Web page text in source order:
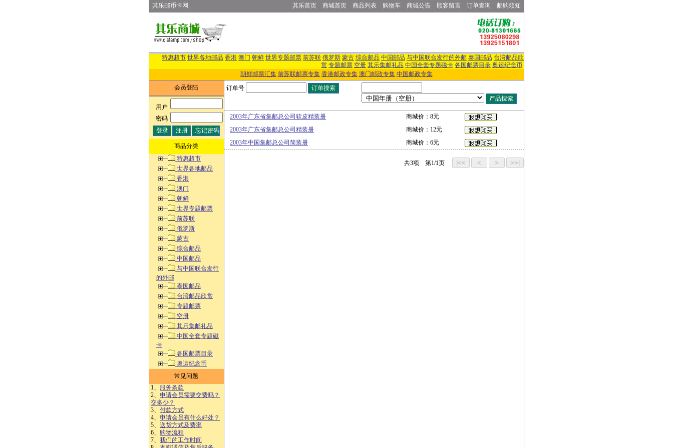
其乐邮币卡网 其乐首页 商城首页 商品列表 购物车 商城公告 顾客留言 订单查询 邮购须知
特惠超市 世界各地邮品 香港 澳门 朝鲜 世界专题邮票 前苏联 俄罗斯 蒙古 综合邮品 中国邮品 与中国联合发行的外邮 泰国邮品 台湾邮品欣
赏 专题邮票 空册 其乐集邮礼品 中国全套专题磁卡 各国邮票目录 奥运纪念币
朝鲜邮票汇集 前苏联邮票专集 香港邮政专集 澳门邮政专集 中国邮政专集
会员登陆
用户:
密码:
商品分类
特惠超市
世界各地邮品
香港
澳门
朝鲜
世界专题邮票
前苏联
俄罗斯
蒙古
综合邮品
中国邮品
与中国联合发行
的外邮
泰国邮品
台湾邮品欣赏
专题邮票
空册
其乐集邮礼品
中国全套专题磁
卡
各国邮票目录
奥运纪念币
常见问题
1、 服务条款
2、 申请会员需要交费吗？
交多少？
3、 付款方式
4、 申请会员有什么好处？
5、 送货方式及费率
6、 购物流程
7、 我们的工作时间
订单号
2003年广东省集邮总公司软皮精装册
商城价：8元
2003年广东省集邮总公司精装册
商城价：12元
2003年中国集邮总公司简装册
商城价：6元
共3项 第1/1页